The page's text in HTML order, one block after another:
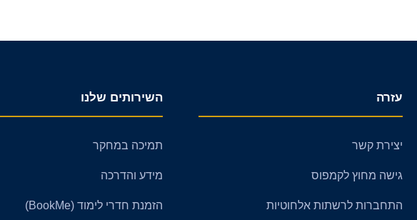
עזרה
יצירת קשר
גישה מחוץ לקמפוס
התחברות לרשתות אלחוטיות
השירותים שלנו
תמיכה במחקר
מידע והדרכה
הזמנת חדרי לימוד (BookMe)